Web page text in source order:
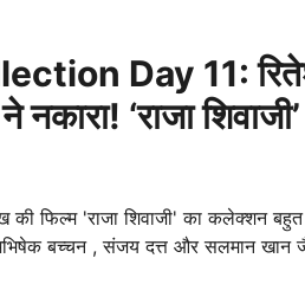
Day 11:
‘राजा
फिल्म 'राजा शिवाजी' का कलेक्शन
बच्चन , संजय दत्त और सलमान खान